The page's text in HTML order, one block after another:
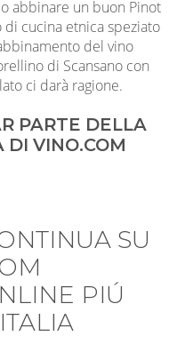
abbinare un buon Pinot
cucina etnica speziato
del vino
di Scansano con
ci darà ragione.
PARTE DELLA
DI VINO.COM
SU
PIÚ